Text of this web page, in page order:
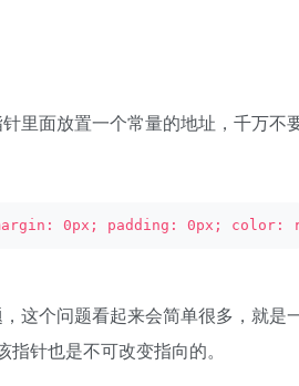
里面放置一个常量的地址，千万不
0px; padding: 0px; color:
这个问题看起来会简单很多，就是
针也是不可改变指向的。